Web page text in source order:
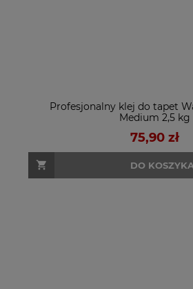
Profesjonalny klej do tapet
Medium 2,5 kg
75,90 zł
DO